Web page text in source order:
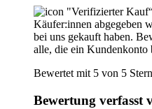
"Verifizierter
Käufer:innen abgegeben
bei uns gekauft haben.
alle, die ein Kundenkonto
Bewertet mit 5 von 5
Bewertung verfasst